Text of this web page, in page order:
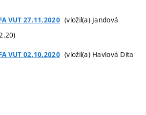
VUT 27.11.2020 (vložil(a) Jandová
VUT 02.10.2020 (vložil(a) Havlová Dita